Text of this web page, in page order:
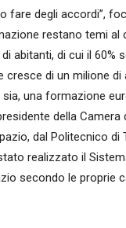
fare degli accordi”,
restano temi al
di abitanti, di cui il
di un milione
una formazione
della
dal Politecnico di
realizzato il
secondo le proprie